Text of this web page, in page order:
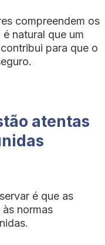
compreendem os
natural que um
para que o
atentas
é que as
normas